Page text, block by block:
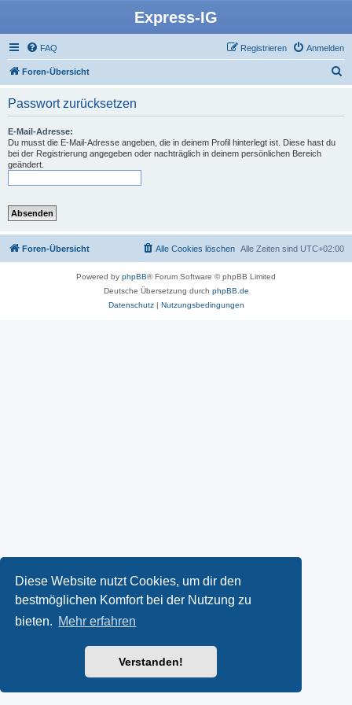
Diese Website nutzt Cookies, um dir den
bestmöglichen Komfort bei der Nutzung zu
bieten. Mehr erfahren
Verstanden!
Express-IG
FAQ Anmelden
Registrieren
Foren-Übersicht
Passwort zurücksetzen
E-Mail-Adresse:
Du musst die E-Mail-Adresse angeben, die in deinem Profil hinterlegt ist. Diese hast du
bei der Registrierung angegeben oder nachträglich in deinem persönlichen Bereich
geändert.
Foren-Übersicht Alle Zeiten sind UTC+02:00
Alle Cookies löschen
Powered by phpBB® Forum Software © phpBB Limited
Deutsche Übersetzung durch phpBB.de
Datenschutz| Nutzungsbedingungen